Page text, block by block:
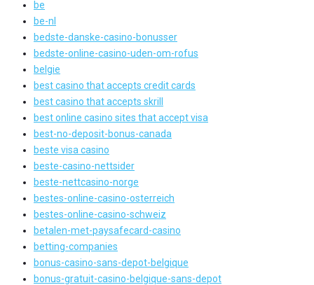
be
be-nl
bedste-danske-casino-bonusser
bedste-online-casino-uden-om-rofus
belgie
best casino that accepts credit cards
best casino that accepts skrill
best online casino sites that accept visa
best-no-deposit-bonus-canada
beste visa casino
beste-casino-nettsider
beste-nettcasino-norge
bestes-online-casino-osterreich
bestes-online-casino-schweiz
betalen-met-paysafecard-casino
betting-companies
bonus-casino-sans-depot-belgique
bonus-gratuit-casino-belgique-sans-depot